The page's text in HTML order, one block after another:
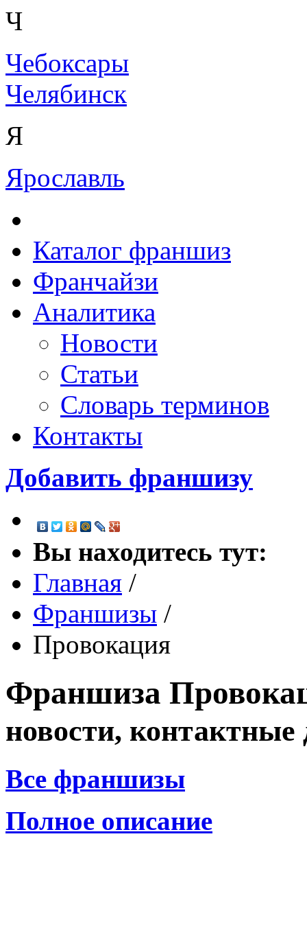
Ч
Чебоксары
Челябинск
Я
Ярославль
Каталог франшиз
Франчайзи
Аналитика
Новости
Статьи
Словарь терминов
Контакты
Добавить франшизу
Вы находитесь тут:
Главная /
Франшизы /
Провокация
Франшиза
новости,
Все франшизы
Полное описание